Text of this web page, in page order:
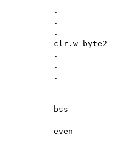
         .
         .
         .
clr.w byte2
.
.
.
         bss
         even